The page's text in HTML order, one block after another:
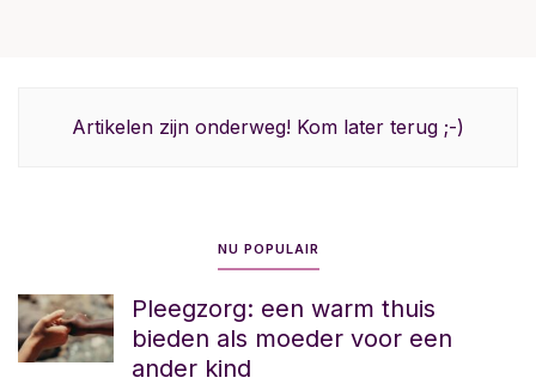
Artikelen zijn onderweg! Kom later terug ;-)
NU POPULAIR
Pleegzorg: een warm thuis
bieden als moeder voor een
ander kind